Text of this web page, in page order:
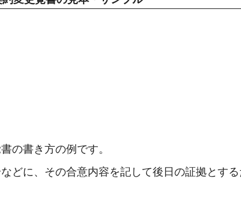
の書き方の例です。
どに、その合意内容を記して後日の証拠とす